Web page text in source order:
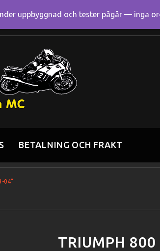
BETALNING OCH FRAKT
04”
TRIUMPH
uppbyggnad och tester pågår — inga